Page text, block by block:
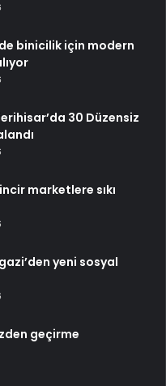
binicilik için modern
30 Düzensiz
marketlere sıkı
yeni sosyal
geçirme